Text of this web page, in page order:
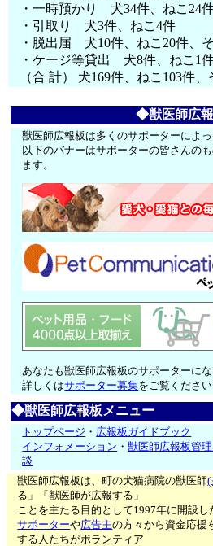
・一時預かり 犬34件、ねこ24
・引取り 犬3件、ねこ4件
・脱出届 犬10件、ねこ20件、
・ケージ等貸出 犬8件、ねこ1
（合 計） 犬169件、ねこ103件
◆獣医師広
獣医師広報板は多くのサポーターによっ
以下のバナーはサポーターの皆さんの
ます。
あなたも獣医師広報板のサポーターにな
詳しくはサポーター募集をご覧ください
◆獣医師広報板メニュー
トップページ ・ 広報板ガイドブック
インフォメーション ・獣医師広報板管
談
獣医師広報板は、町の犬猫病院の獣医師(
る」「獣医師が広報する」
ことを主たる目的として1997年に開設
サポーターや広告主の方々から資金応援
する人たちがボランティア